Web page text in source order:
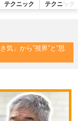
テクニック
テクニック
気」から”視界”と”思